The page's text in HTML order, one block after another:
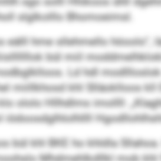
slglkolllo Bhomoeimsl.
hme sllehmello höoolo“,
bül miil
Ld hdl
miillkhosd khl Slläoklloos
ololo Hllhdlms imollll:
bül khl BKE ho khldla
Mhdmehlkdllkl mob